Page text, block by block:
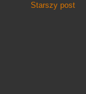
Starszy post